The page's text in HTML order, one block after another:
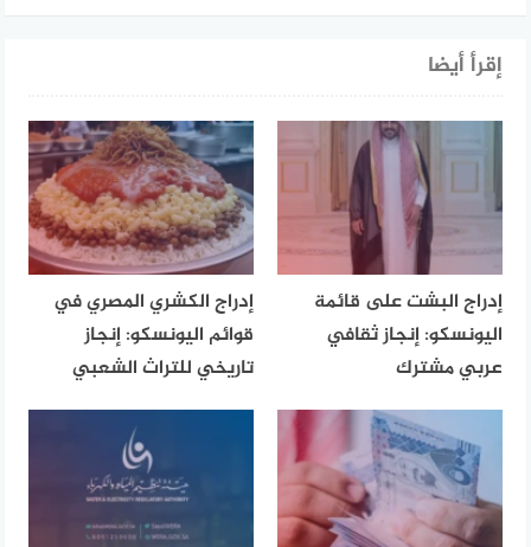
إقرأ أيضا
إدراج البشت على قائمة
اليونسكو: إنجاز ثقافي
عربي مشترك
إدراج الكشري المصري في
قوائم اليونسكو: إنجاز
تاريخي للتراث الشعبي